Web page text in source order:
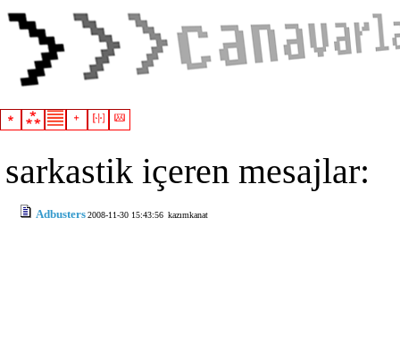
sarkastik içeren mesajlar:
Adbusters2008-11-30 15:43:56 kazımkanat